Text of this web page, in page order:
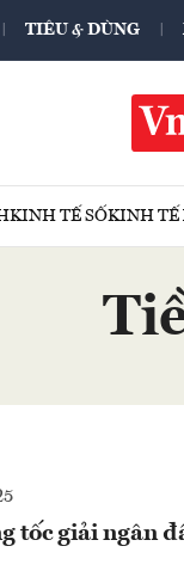
TIÊU & DÙNG
KINH TẾ SỐKINH TẾ
tốc giải ngân